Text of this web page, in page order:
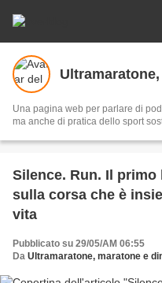
Una pagina web per parlare di
ma anche di pratica dello sport
Silence. Run. Il
sulla corsa che è
vita
Pubblicato su 29/05/AM 06:55
Da Ultramaratone, maratone e